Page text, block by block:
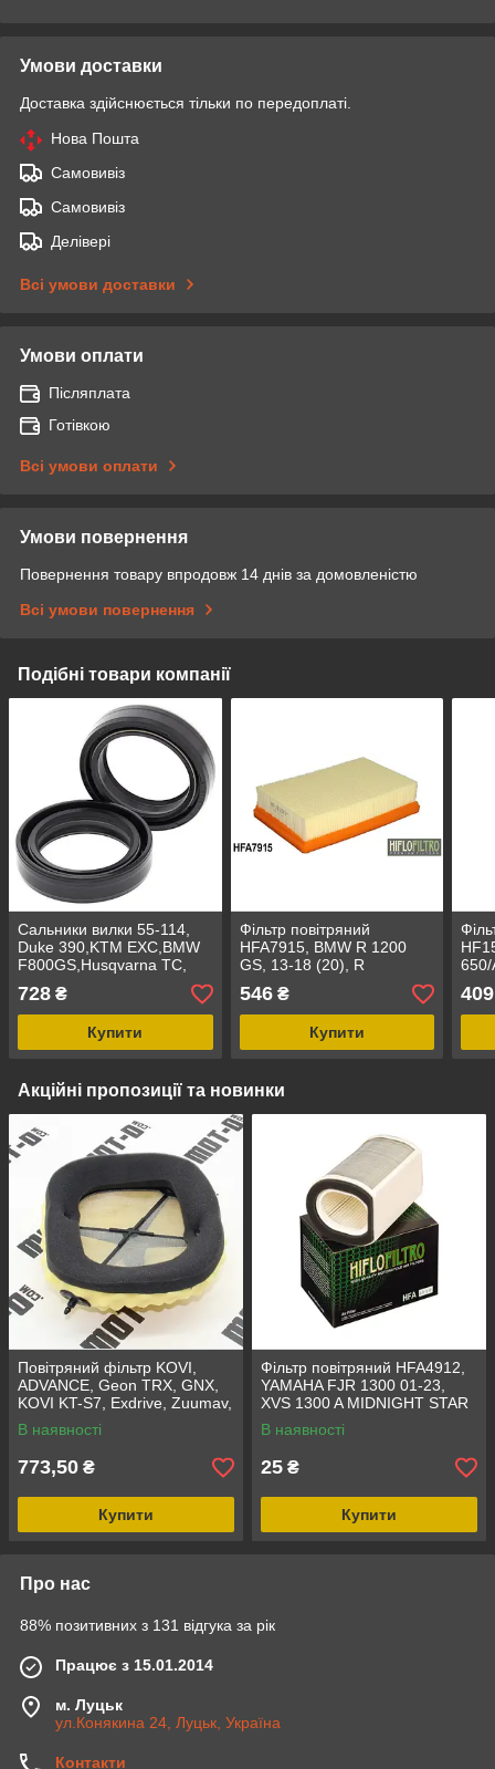
Умови доставки
Доставка здійснюється тільки по передоплаті.
Нова Пошта
Самовивіз
Самовивіз
Делівері
Всі умови доставки
Умови оплати
Післяплата
Готівкою
Всі умови оплати
Умови повернення
Повернення товару впродовж 14 днів за домовленістю
Всі умови повернення
Подібні товари компанії
Сальники вилки 55-114,
Duke 390,KTM EXC,BMW
F800GS,Husqvarna TC,
Triumph Tiger ,
43X53X10,5
728 ₴
Купити
Фільтр повітряний
HFA7915, BMW R 1200
GS, 13-18 (20), R
1200R/RS/RT (LC), 14-18
(20), R1250 GS '19-'22,
R125
546₴
Купити
650/
Акційні пропозиції та новинки
Повітряний фільтр KOVI,
ADVANCE, Geon TRX, GNX,
KOVI KT-S7, Exdrive, Zuumav,
Rottor, ESX,
В наявності
773,50 ₴
Купити
Фільтр повітряний HFA4912,
YAMAHA FJR 1300 01-23,
XVS 1300 A MIDNIGHT STAR
14-15
В наявності
25 ₴
Купити
Про нас
88% позитивних з 131 відгука за рік
Працює з 15.01.2014
м. Луцьк
ул.Конякина 24, Луцьк, Україна
Контакти